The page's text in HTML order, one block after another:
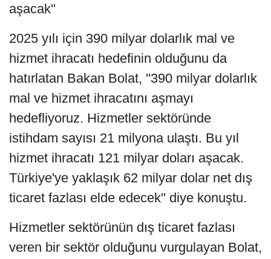
aşacak''
2025 yılı için 390 milyar dolarlık mal ve
hizmet ihracatı hedefinin olduğunu da
hatırlatan Bakan Bolat, ''390 milyar dolarlık
mal ve hizmet ihracatını aşmayı
hedefliyoruz. Hizmetler sektöründe
istihdam sayısı 21 milyona ulaştı. Bu yıl
hizmet ihracatı 121 milyar doları aşacak.
Türkiye'ye yaklaşık 62 milyar dolar net dış
ticaret fazlası elde edecek'' diye konuştu.
Hizmetler sektörünün dış ticaret fazlası
veren bir sektör olduğunu vurgulayan Bolat,